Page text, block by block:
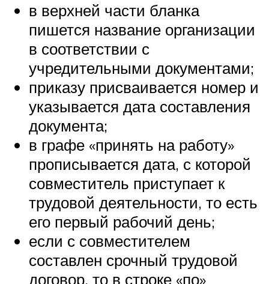
в верхней части бланка
пишется название организации
в соответствии с
учредительными документами;
приказу присваивается номер и
указывается дата составления
документа;
в графе «принять на работу»
прописывается дата, с которой
совместитель приступает к
трудовой деятельности, то есть
его первый рабочий день;
если с совместителем
составлен срочный трудовой
договор, то в строке «по»